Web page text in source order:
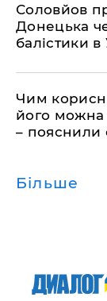
Соловйов
Донецька
балістики в
Чим
його можна
– пояснили
Більше